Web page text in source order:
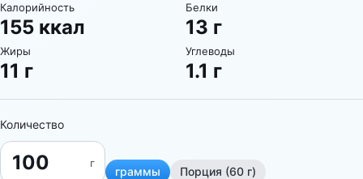
Калорийность
155 ккал
Белки
13 г
Жиры
11 г
Углеводы
1.1 г
Количество
г
граммы Порция (60 г)